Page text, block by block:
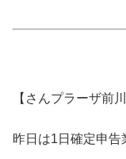
【さんプラーザ前
昨日は1日確定申告